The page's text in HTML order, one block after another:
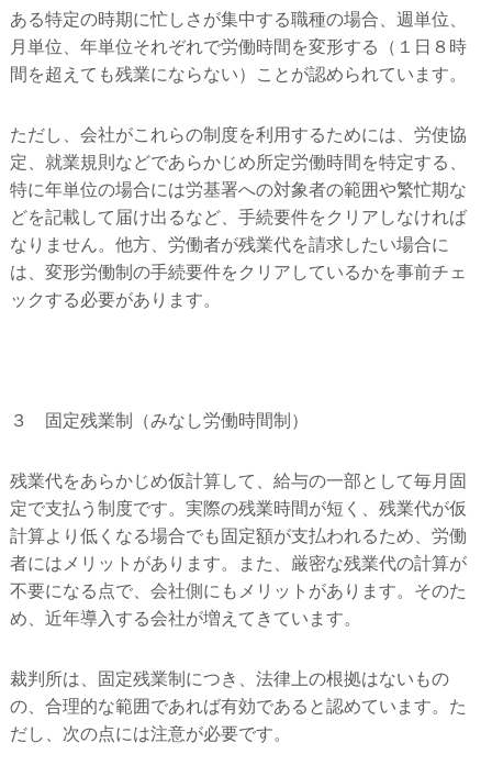
ある特定の時期に忙しさが集中する職種の場合、週単位、
月単位、年単位それぞれで労働時間を変形する（１日８時
間を超えても残業にならない）ことが認められています。
ただし、会社がこれらの制度を利用するためには、労使協
定、就業規則などであらかじめ所定労働時間を特定する、
特に年単位の場合には労基署への対象者の範囲や繁忙期な
どを記載して届け出るなど、手続要件をクリアしなければ
なりません。他方、労働者が残業代を請求したい場合に
は、変形労働制の手続要件をクリアしているかを事前チェ
ックする必要があります。
３ 固定残業制（みなし労働時間制）
残業代をあらかじめ仮計算して、給与の一部として毎月固
定で支払う制度です。実際の残業時間が短く、残業代が仮
計算より低くなる場合でも固定額が支払われるため、労働
者にはメリットがあります。また、厳密な残業代の計算が
不要になる点で、会社側にもメリットがあります。そのた
め、近年導入する会社が増えてきています。
裁判所は、固定残業制につき、法律上の根拠はないもの
の、合理的な範囲であれば有効であると認めています。た
だし、次の点には注意が必要です。